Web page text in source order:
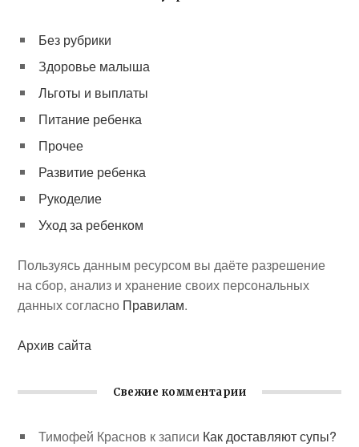
Без рубрики
Здоровье малыша
Льготы и выплаты
Питание ребенка
Прочее
Развитие ребенка
Рукоделие
Уход за ребенком
Пользуясь данным ресурсом вы даёте разрешение
на сбор, анализ и хранение своих персональных
данных согласно Правилам.
Архив сайта
Свежие комментарии
Тимофей Краснов к записи Как доставляют супы?